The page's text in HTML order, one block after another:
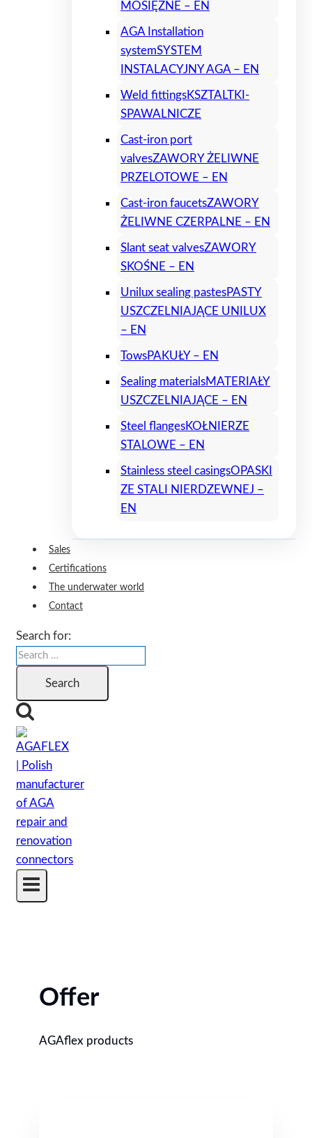
MOSIĘŻNE – EN
AGA Installation
systemSYSTEM
INSTALACYJNY AGA – EN
Weld fittingsKSZTALTKI-
SPAWALNICZE
Cast-iron port
valvesZAWORY ŻELIWNE
PRZELOTOWE – EN
Cast-iron faucetsZAWORY
ŻELIWNE CZERPALNE – EN
Slant seat valvesZAWORY
SKOŚNE – EN
Unilux sealing pastesPASTY
USZCZELNIAJĄCE UNILUX
– EN
TowsPAKUŁY – EN
Sealing materialsMATERIAŁY
USZCZELNIAJĄCE – EN
Steel flangesKOŁNIERZE
STALOWE – EN
Stainless steel casingsOPASKI
ZE STALI NIERDZEWNEJ –
EN
Sales
Certifications
The underwater world
Contact
Search for:
Offer
AGAflex products